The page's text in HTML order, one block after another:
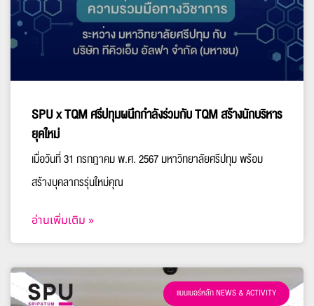
SPU x TQM ศรีปทุมผนึกกำลังร่วมกับ TQM สร้างนักบริหาร
ยุคใหม่
เมื่อวันที่ 31 กรกฎาคม พ.ศ. 2567 มหาวิทยาลัยศรีปทุม พร้อม
สร้างบุคลากรรุ่นใหม่คุณ
อ่านเพิ่มเติม »
แบนเนอร์หลัก NEWS & ACTIVITY